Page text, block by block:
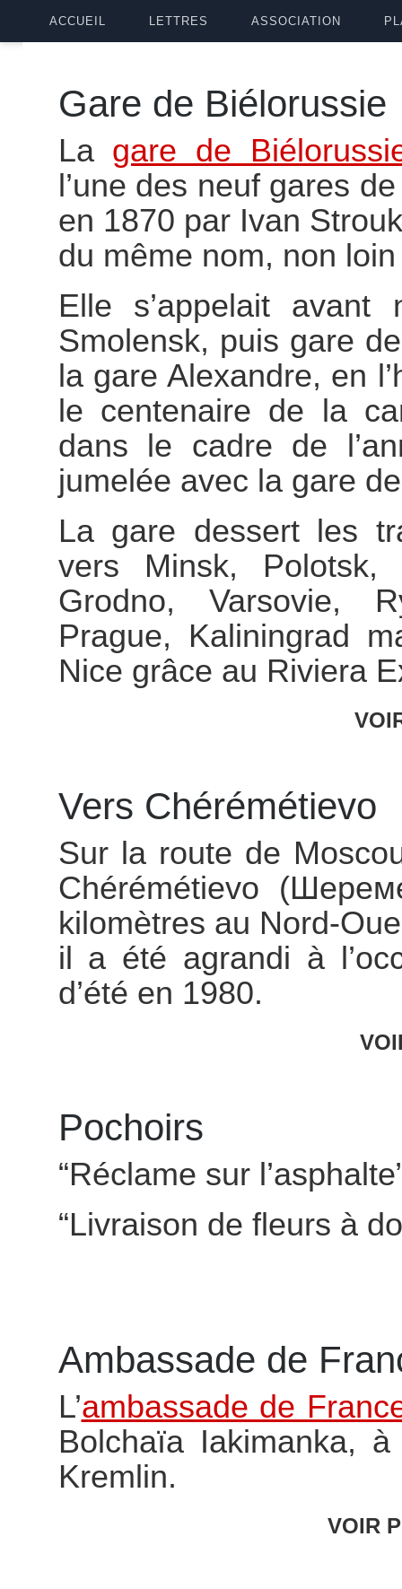
ACCUEIL LETTRES ASSOCIATION
Gare de Biélorussie
La gare de
l’une des neuf gares
en 1870 par Ivan
du même nom, non
Elle s’appelait
Smolensk, puis gare
la gare Alexandre, en
le centenaire de la
dans le cadre de
jumelée avec la gare
La gare dessert les
vers Minsk, Polotsk,
Grodno, Varsovie,
Prague, Kaliningrad
Nice grâce au Riviera
Vers Chérémétievo
Sur la route de
Chérémétievo
kilomètres au Nord-
il a été agrandi à
d’été en 1980.
Pochoirs
“Réclame sur
“Livraison de fleurs à
Ambassade de
L’ambassade de
Bolchaïa Iakimanka,
Kremlin.
VOIR